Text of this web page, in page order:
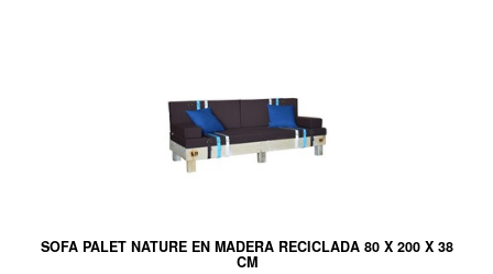
SOFA PALET NATURE EN MADERA RECICLADA 80 X 200 X 38
CM